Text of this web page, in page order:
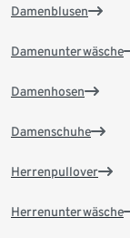
Damenblusen
Damenunterwäsche
Damenhosen
Damenschuhe
Herrenpullover
Herrenunterwäsche